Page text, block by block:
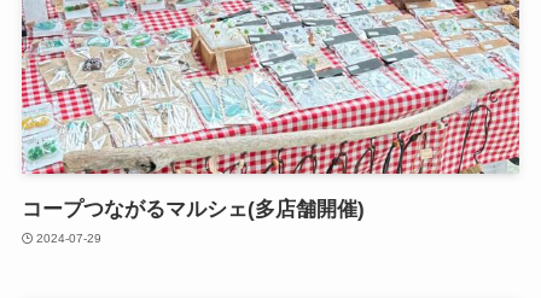
コープつながるマルシェ(多店舗開催)
2024-07-29